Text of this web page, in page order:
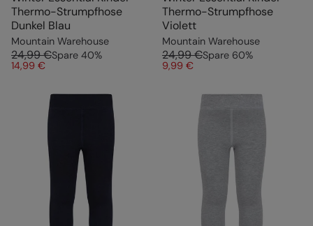
Thermo-Strumpfhose
Dunkel Blau
Mountain Warehouse
24,99 €Spare 40%
14,99 €
Thermo-Strumpfhose
Violett
Mountain Warehouse
24,99 €Spare 60%
9,99 €